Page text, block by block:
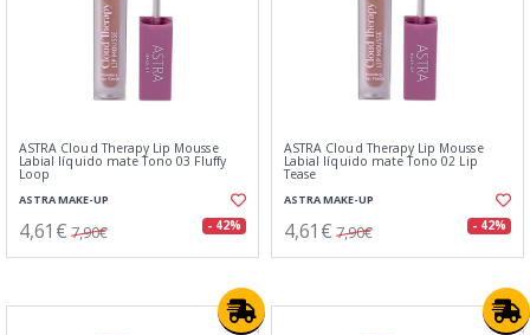
ASTRA Cloud Therapy Lip Mousse
Labial líquido mate Tono 03 Fluffy
Loop
ASTRA MAKE-UP
4,61€ 7,90€ - 42%
ASTRA Cloud Therapy Lip Mousse
Labial líquido mate Tono 02 Lip
Tease
ASTRA MAKE-UP
4,61€ 7,90€ - 42%